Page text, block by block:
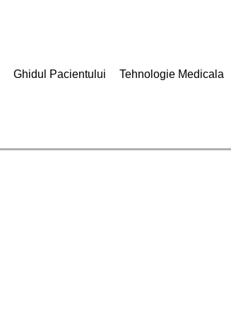
Ghidul Pacientului Tehnologie Medicala